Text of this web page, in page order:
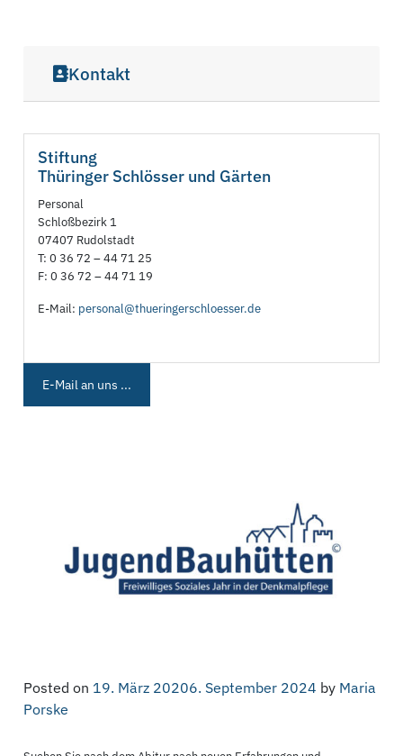
Kontakt
Stiftung
Thüringer Schlösser und Gärten
Personal
Schloßbezirk 1
07407 Rudolstadt
T: 0 36 72 – 44 71 25
F: 0 36 72 – 44 71 19
E-Mail: personal@thueringerschloesser.de
E-Mail an uns ...
Posted on 19. März 20206. September 2024 by Maria
Porske